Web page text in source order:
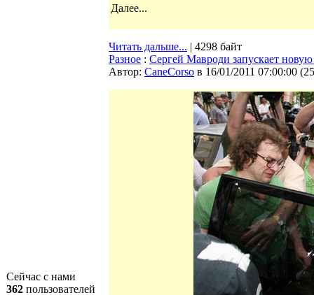
Сейчас с нами
362 пользователей
Далее...
Читать дальше... | 4298 байт
Разное : Сергей Мавроди запускает
Автор: CaneCorso в 16/01/2011 07:00:00 (